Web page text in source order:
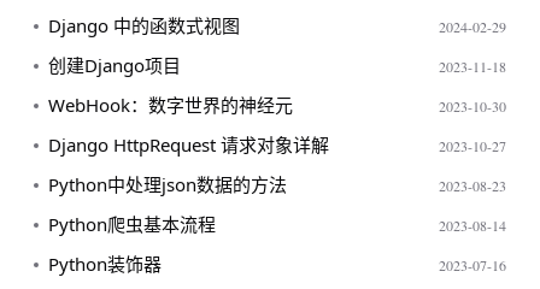
Django 中的函数式视图 2024-02-29
创建Django项目 2023-11-18
WebHook：数字世界的神经元 2023-10-30
Django HttpRequest 请求对象详解 2023-10-27
Python中处理json数据的方法 2023-08-23
Python爬虫基本流程 2023-08-14
Python装饰器 2023-07-16